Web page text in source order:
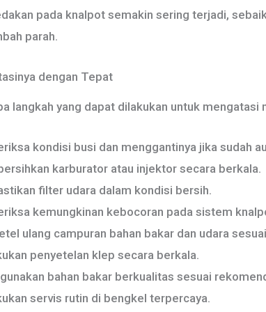
pada knalpot semakin sering terjadi,
parah.
dengan Tepat
langkah yang dapat dilakukan untuk
kondisi busi dan menggantinya jika sudah
karburator atau injektor secara berkala.
filter udara dalam kondisi bersih.
kemungkinan kebocoran pada sistem
ulang campuran bahan bakar dan udara
penyetelan klep secara berkala.
bahan bakar berkualitas sesuai
servis rutin di bengkel terpercaya.